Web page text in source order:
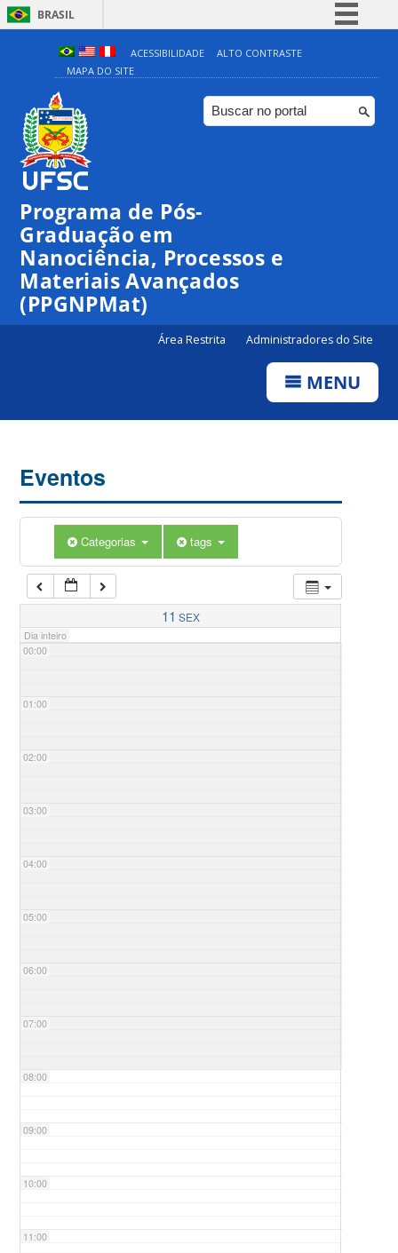
BRASIL
Simplifique!
Comunica BR
Participe
ACESSIBILIDADE
ALTO CONTRASTE
MAPA DO SITE
Programa de Pós-
Graduação em
Nanociência, Processos e
Materiais Avançados
(PPGNPMat)
Área Restrita Administradores do Site
MENU
Eventos
Categorias tags
11 SEX
Dia inteiro
00:00
01:00
02:00
03:00
04:00
05:00
06:00
07:00
08:00
09:00
10:00
11:00